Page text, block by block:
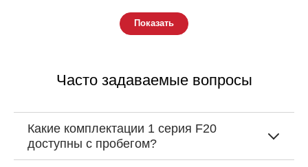
Показать
Часто задаваемые вопросы
Какие комплектации 1 серия F20
доступны с пробегом?